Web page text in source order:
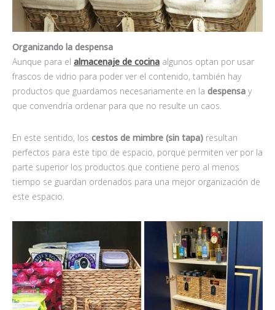
Organizando la despensa
Aunque para el almacenaje de cocina algunos optan por usar
frascos de vidrio para poder ver el contenido, también hay
productos que guardamos necesariamente en la despensa y
que convendría ordenar para que no resulte un caos.
En este sentido, los cestos de mimbre (sin tapa) resultan
perfectos para este tipo de espacio, porque permiten ver por la
parte superior los productos que contiene pero al menos
tiempo se guardan ordenados para una mejor organización de
este espacio.